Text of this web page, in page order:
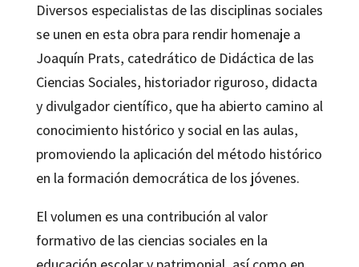
Diversos especialistas de las disciplinas sociales
se unen en esta obra para rendir homenaje a
Joaquín Prats, catedrático de Didáctica de las
Ciencias Sociales, historiador riguroso, didacta
y divulgador científico, que ha abierto camino al
conocimiento histórico y social en las aulas,
promoviendo la aplicación del método histórico
en la formación democrática de los jóvenes.
El volumen es una contribución al valor
formativo de las ciencias sociales en la